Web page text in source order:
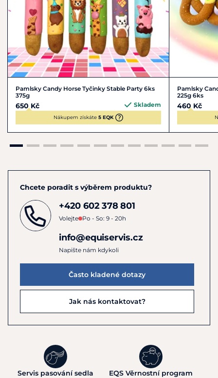
Pamlsky Candy Horse Tyčinky Stable Party 6ks
375g
650 Kč Skladem
Nákupem získáte 5 EQK
Pamlsky
225g 6ks
460 Kč
Chcete poradit s výběrem produktu?
+420 602 378 801
Volejte Po - So: 9 - 20h
info@equiservis.cz
Napište nám kdykoli
Často kladené dotazy
Jak nás kontaktovat?
Servis pasování sedla EQS Věrnostní program